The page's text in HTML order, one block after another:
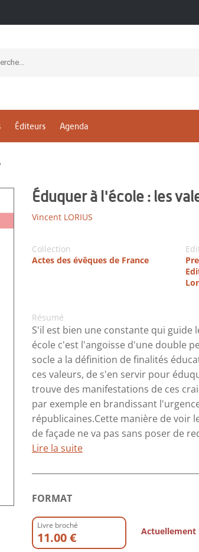
Éditeurs Agenda
Éduquer à l'école : les
Vincent LORIUS
Collection
Actes des évêques de France
Résumé
S'il est bien une constante qui guide
école c'est l'angoisse d'une double
socle a la définition de finalités
ces valeurs, de s'en servir pour
trouve des manifestations de ces
par exemple en brandissant
républicaines.Cette manière de voir
de façade ne va pas sans poser de
Lire la suite
FORMAT
Livre broché
11.00 € Actuellement